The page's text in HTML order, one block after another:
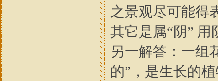
之景观尽可能得
其它是属“阴” 用
另一解答：一组
的”，是生长的